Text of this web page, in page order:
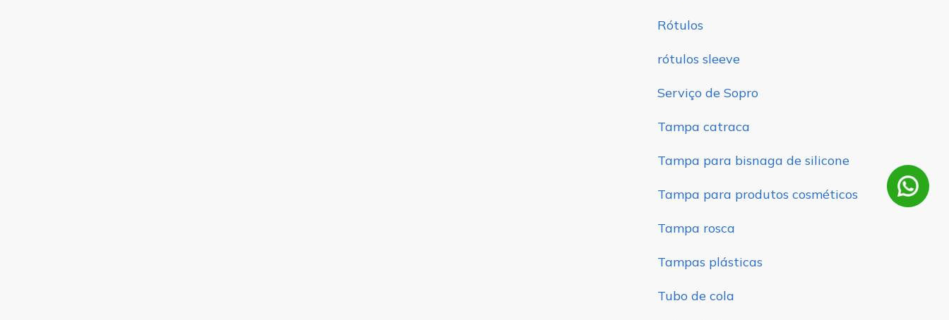
Rótulos
rótulos sleeve
Serviço de Sopro
Tampa catraca
Tampa para bisnaga de silicone
Tampa para produtos cosméticos
Tampa rosca
Tampas plásticas
Tubo de cola